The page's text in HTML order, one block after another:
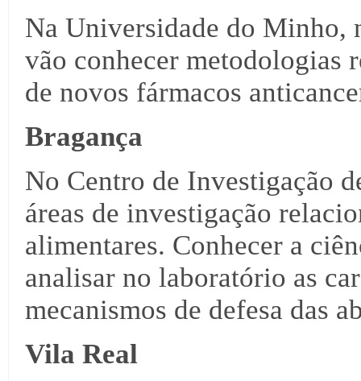
Na Universidade do Minho,
vão conhecer metodologias
de novos fármacos
Bragança
No Centro de Investigação
áreas de investigação
alimentares. Conhecer a
analisar no laboratório as
mecanismos de defesa das
Vila Real